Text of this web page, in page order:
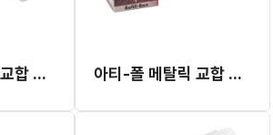
아티-폴 메탈릭 교합 필름 8μ,12μ (양면) 아티-폴 메탈릭 교합 필름 리필 (양면)